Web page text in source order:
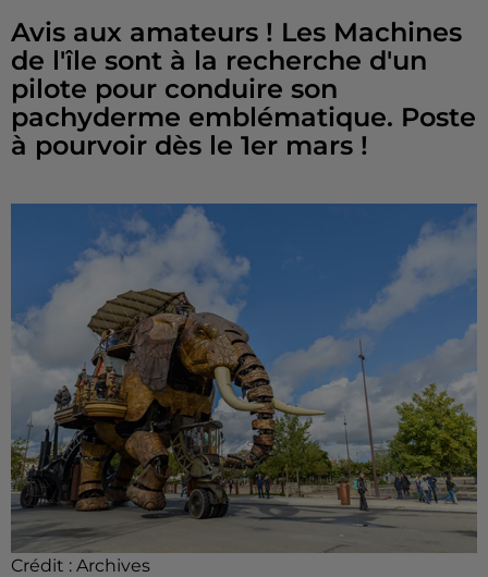
Avis aux amateurs ! Les Machines
de l'île sont à la recherche d'un
pilote pour conduire son
pachyderme emblématique. Poste
à pourvoir dès le 1er mars !
Crédit : Archives